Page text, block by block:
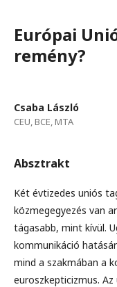
Európai
remény?
Csaba László
CEU, BCE, MTA
Absztrakt
Két évtizedes uniós
közmegegyezés van
tágasabb, mint kívül.
kommunikáció
mind a szakmában a
euroszkepticizmus.